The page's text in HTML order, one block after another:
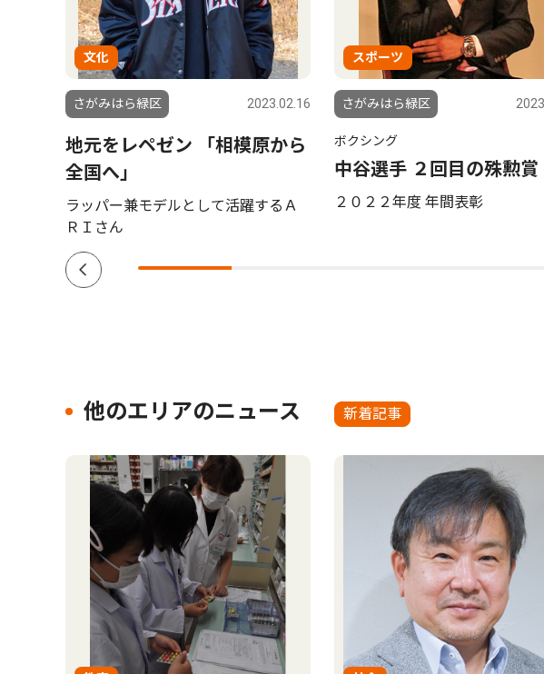
文化
さがみはら緑区 2023.02.16
地元をレペゼン 「相模原から
全国へ」
ラッパー兼モデルとして活躍するＡ
ＲＩさん
スポーツ
さがみはら緑区
ボクシング
中谷選手 ２回目の殊勲賞
２０２２年度 年間表彰
他のエリアのニュース 新着記事